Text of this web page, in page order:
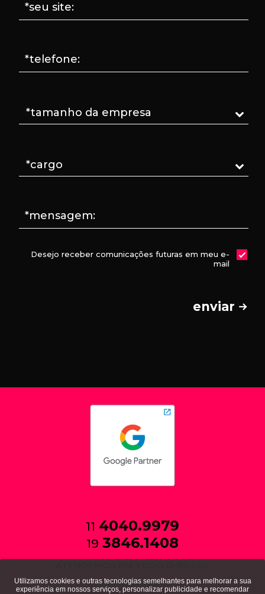
*seu site:
*telefone:
*mensagem:
Desejo receber comunicações futuras em meu e-
mail
enviar
11 4040.9979
19 3846.1408
política de privacidade
Utilizamos cookies e outras tecnologias semelhantes para melhorar a sua
experiência em nossos serviços, personalizar publicidade e recomendar